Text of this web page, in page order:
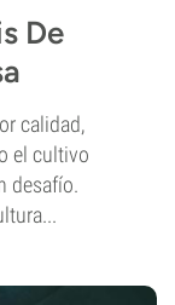
De
calidad,
el cultivo
desafío.